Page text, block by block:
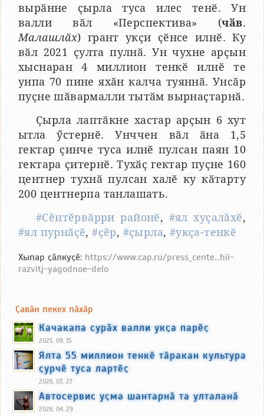
вырӑнне ҫырла туса илес тенӗ. Ун
валли вӑл «Перспектива» (чӑв.
Малашлӑх) грант укҫи ҫӗнсе илнӗ. Ку
вӑл 2021 ҫулта пулнӑ. Ун чухне арҫын
хыснаран 4 миллион тенкӗ илнӗ те
унпа 70 пине яхӑн калча туяннӑ. Унсӑр
пуҫне шӑвармалли тытӑм вырнаҫтарнӑ.
Ҫырла лаптӑкне хастар арҫын 6 хут
ытла ӳстернӗ. Унччен вӑл ӑна 1,5
гектар ҫинче туса илнӗ пулсан паян 10
гектара ҫитернӗ. Тухӑҫ гектар пуҫне 160
центнер тухнӑ пулсан халӗ ку кӑтарту
200 центнерпа танлашать.
#Сӗнтӗрвӑрри районӗ, #ял хуҫалӑхӗ,
#ял пурнӑҫӗ,#ҫӗр, #ҫырла, #укҫа-тенкӗ
Хыпар ҫӑлкуҫӗ: https://www.cap.ru/press_cente...hii-
razvitj-yagodnoe-delo
Ҫавӑн пекех пӑхӑр
Качакапа сурӑх валли укҫа парӗҫ
2025, 09, 15
Ялта 55 миллион тенкӗ тӑракан культура
ҫурчӗ туса лартӗҫ
2026, 03, 27
Автосервис уҫма шантарнӑ та улталанӑ
2026, 04, 29